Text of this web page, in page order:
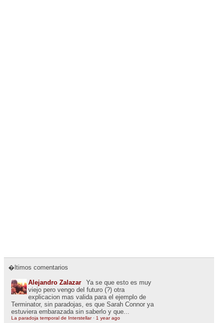
�ltimos comentarios
Alejandro Zalazar
Ya se que esto es muy
viejo pero vengo del futuro (?) otra
explicacion mas valida para el ejemplo de
Terminator, sin paradojas, es que Sarah Connor ya
estuviera embarazada sin saberlo y que...
La paradoja temporal de Interstellar· 1 year ago